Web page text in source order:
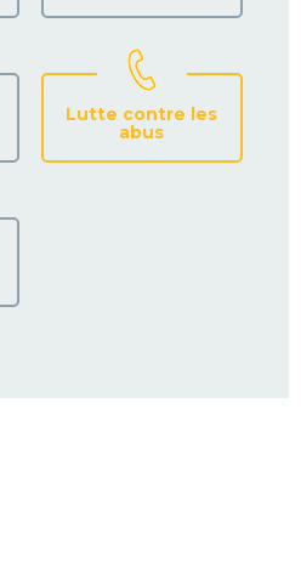
Lutte contre les
abus